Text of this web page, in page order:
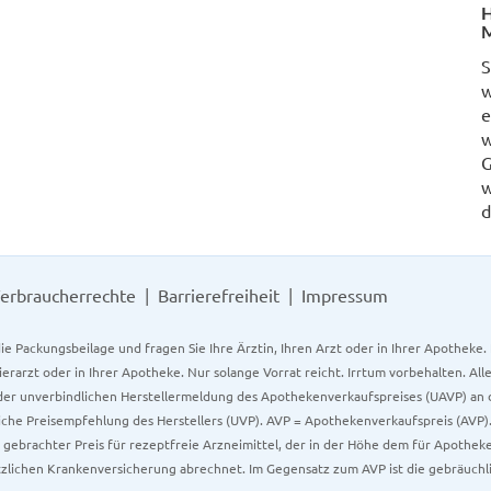
Barrierefreiheit Impressum
Packungsbeilage und fragen Sie Ihre Ärztin, Ihren Arzt oder in Ihrer
oder in Ihrer Apotheke. Nur solange Vorrat reicht. Irrtum vorbehalten.
unverbindlichen Herstellermeldung des Apothekenverkaufspreises (UAVP)
Preisempfehlung des Herstellers (UVP). AVP = Apothekenverkaufspreis
gebrachter Preis für rezeptfreie Arzneimittel, der in der Höhe dem für
Krankenversicherung abrechnet. Im Gegensatz zum AVP ist die